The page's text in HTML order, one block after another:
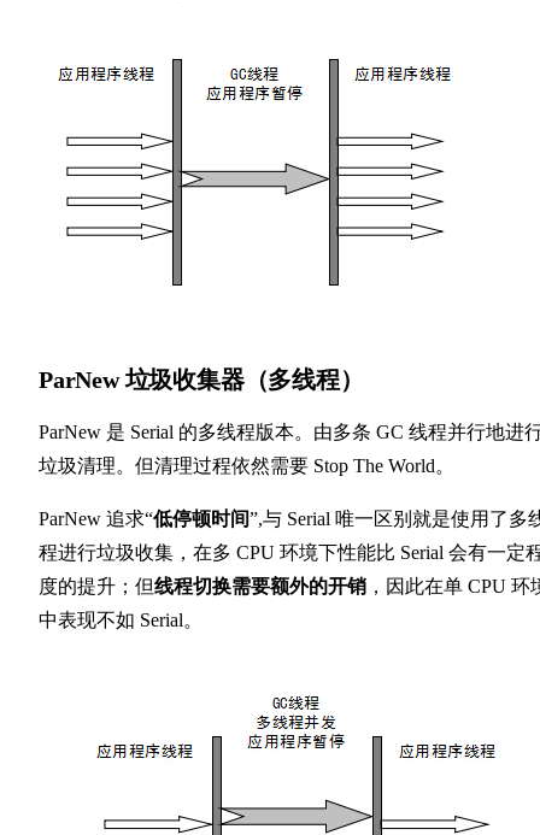
ParNew 垃圾收集器（多线程）
ParNew 是 Serial 的多线程版本。由多条 GC 线程并行地进
垃圾清理。但清理过程依然需要 Stop The World。
ParNew 追求“低停顿时间”,与 Serial 唯一区别就是使用了多
程进行垃圾收集，在多 CPU 环境下性能比 Serial 会有一定
度的提升；但线程切换需要额外的开销 ，因此在单 CPU 环
中表现不如 Serial。